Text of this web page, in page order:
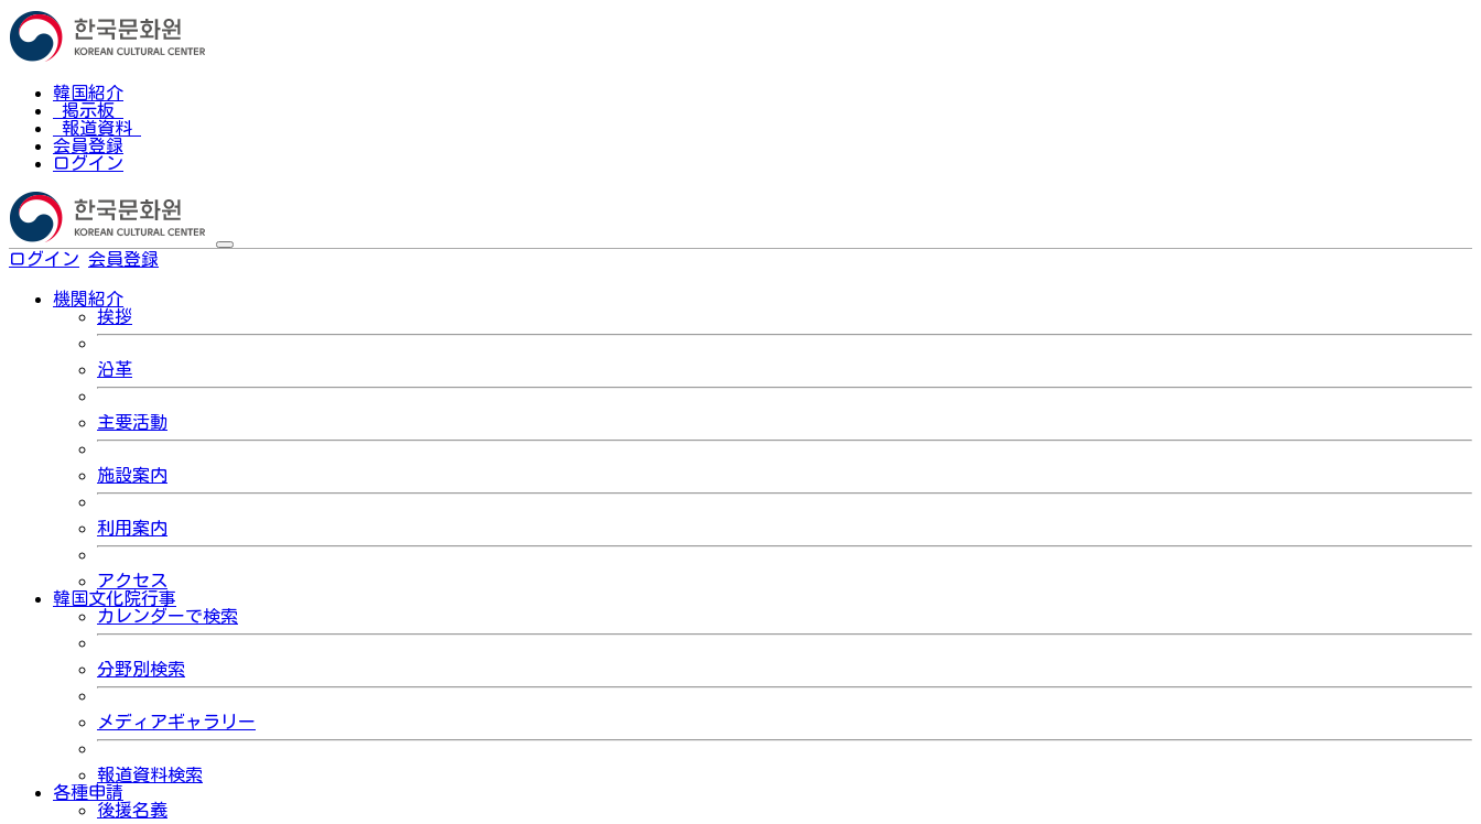
韓国紹介
掲示板
報道資料
会員登録
ログイン
ログイン 会員登録
機関紹介
挨拶
沿革
主要活動
施設案内
利用案内
アクセス
韓国文化院行事
カレンダーで検索
分野別検索
メディアギャラリー
報道資料検索
各種申請
後援名義